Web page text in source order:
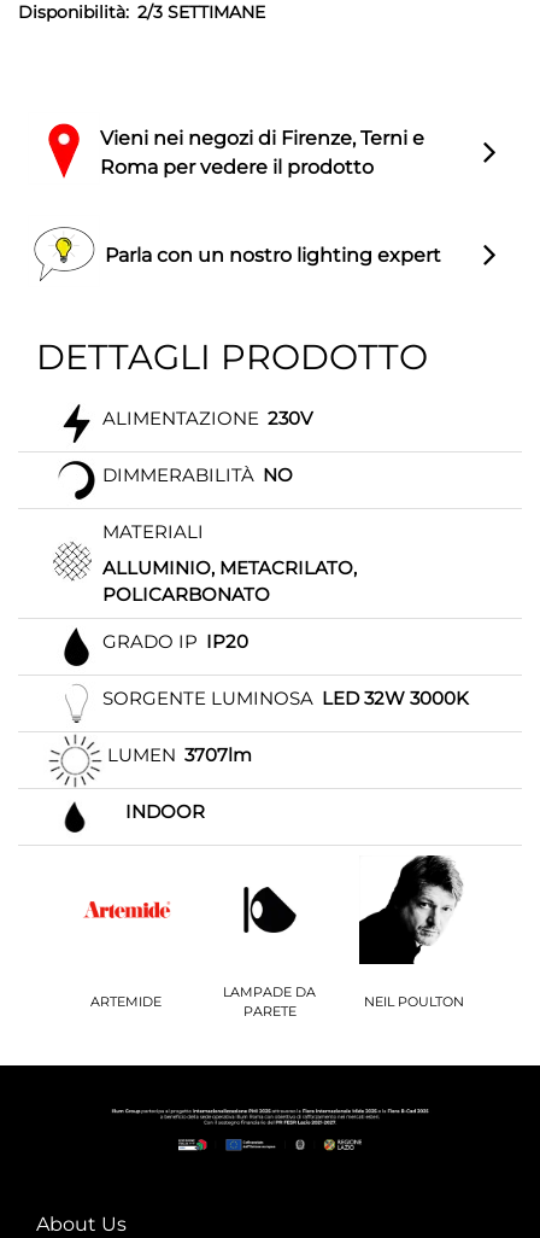
Disponibilità: 2/3 SETTIMANE
Vieni nei negozi di Firenze, Terni e
Roma per vedere il prodotto
Parla con un nostro lighting expert
DETTAGLI PRODOTTO
ALIMENTAZIONE 230V
DIMMERABILITÀ NO
MATERIALI
ALLUMINIO, METACRILATO,
POLICARBONATO
GRADO IP IP20
SORGENTE LUMINOSA LED 32W 3000K
LUMEN 3707lm
INDOOR
ARTEMIDE
LAMPADE DA
PARETE
NEIL POULTON
About Us